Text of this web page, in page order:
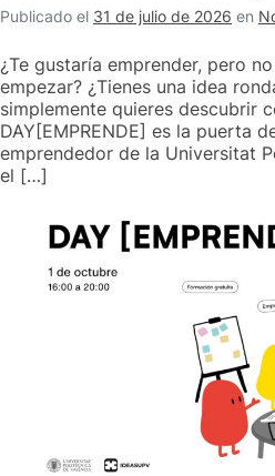
Publicado el 31 de julio de 2026 en
¿Te gustaría emprender, pero
empezar? ¿Tienes una idea
simplemente quieres descubrir
DAY[EMPRENDE] es la puerta
emprendedor de la Universitat
el […]